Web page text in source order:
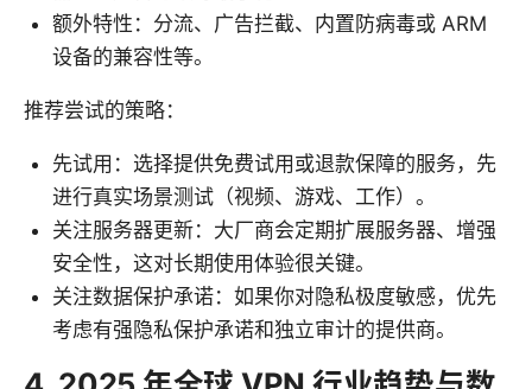
额外特性：分流、广告拦截、内置防病毒或 ARM
设备的兼容性等。
推荐尝试的策略：
先试用：选择提供免费试用或退款保障的服务，先
进行真实场景测试（视频、游戏、工作）。
关注服务器更新：大厂商会定期扩展服务器、增强
安全性，这对长期使用体验很关键。
关注数据保护承诺：如果你对隐私极度敏感，优先
考虑有强隐私保护承诺和独立审计的提供商。